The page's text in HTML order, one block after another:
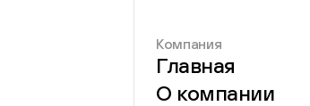
Компания
Главная
О компании